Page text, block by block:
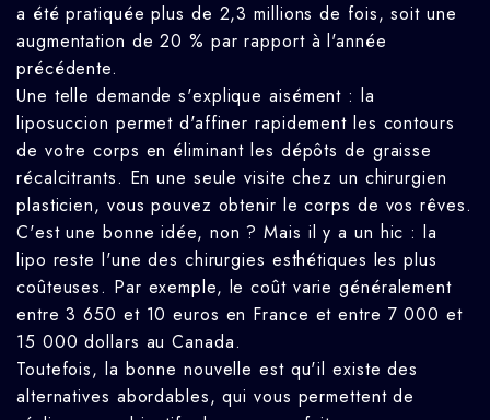
a été pratiquée plus de 2,3 millions de fois, soit une
augmentation de 20 % par rapport à l'année
précédente.
Une telle demande s'explique aisément : la
liposuccion permet d'affiner rapidement les contours
de votre corps en éliminant les dépôts de graisse
récalcitrants. En une seule visite chez un chirurgien
plasticien, vous pouvez obtenir le corps de vos rêves.
C'est une bonne idée, non ? Mais il y a un hic : la
lipo reste l'une des chirurgies esthétiques les plus
coûteuses. Par exemple, le coût varie généralement
entre 3 650 et 10 euros en France et entre 7 000 et
15 000 dollars au Canada.
Toutefois, la bonne nouvelle est qu'il existe des
alternatives abordables, qui vous permettent de